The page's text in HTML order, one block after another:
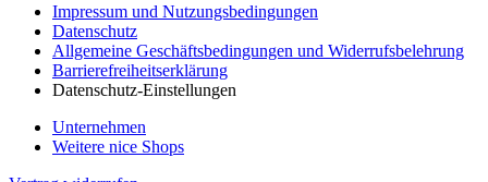
Impressum und Nutzungsbedingungen
Datenschutz
Allgemeine Geschäftsbedingungen und Widerrufsbelehrung
Barrierefreiheitserklärung
Datenschutz-Einstellungen
Unternehmen
Weitere nice Shops